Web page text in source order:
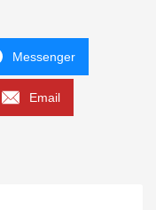
Messenger
Email